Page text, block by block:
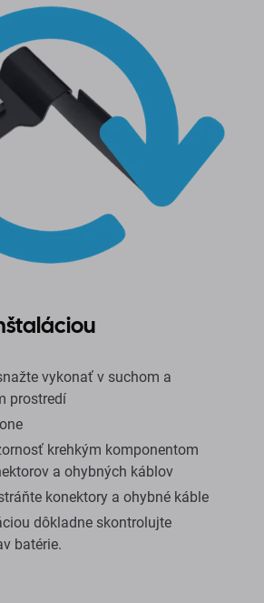
vykonať v suchom a
prostredí
krehkým komponentom
a ohybných káblov
konektory a ohybné káble
dôkladne skontrolujte
batérie.